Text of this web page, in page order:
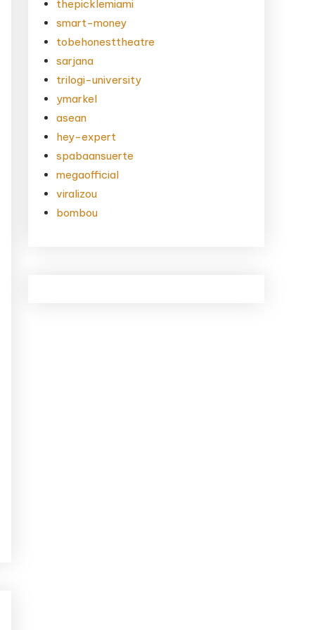
thepicklemiami
smart-money
tobehonesttheatre
sarjana
trilogi-university
ymarkel
asean
hey-expert
spabaansuerte
megaofficial
viralizou
bombou